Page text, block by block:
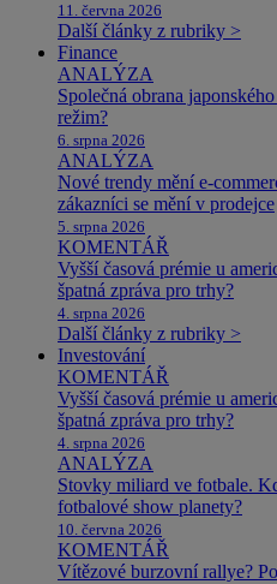
11. června 2026
Další články z rubriky >
Finance
ANALÝZA
Společná obrana
režim?
6. srpna 2026
ANALÝZA
Nové trendy mění e-
zákazníci se mění v prodejce
5. srpna 2026
KOMENTÁŘ
Vyšší časová prémie u
špatná zpráva pro trhy?
4. srpna 2026
Další články z rubriky >
Investování
KOMENTÁŘ
Vyšší časová prémie u
špatná zpráva pro trhy?
4. srpna 2026
ANALÝZA
Stovky miliard ve fotbale.
fotbalové show planety?
10. června 2026
KOMENTÁŘ
Vítězové burzovní rallye?